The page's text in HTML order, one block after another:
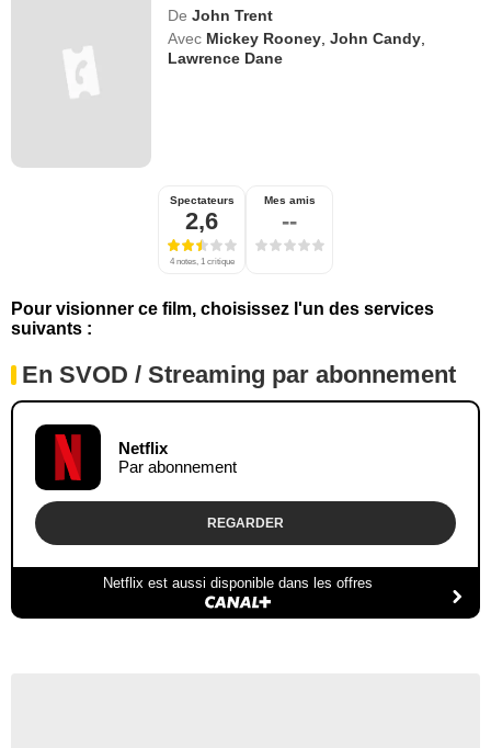
De John Trent
Avec Mickey Rooney ,John Candy
Lawrence Dane
Spectateurs
2,6
4 notes, 1 critique
Mes amis
--
Pour visionner ce film, choisissez l'un des services
suivants :
En SVOD / Streaming par abonnement
Netflix
Par abonnement
REGARDER
Netflix est aussi disponible dans les offres